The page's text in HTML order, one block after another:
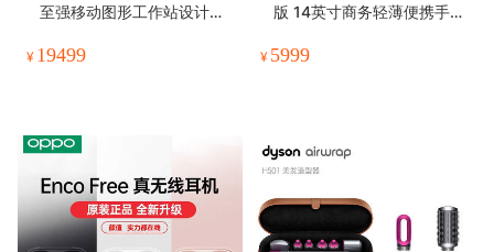
至强移动图形工作站设计师1
¥ 19499
版 14英寸商务轻薄便携手提
¥ 5999